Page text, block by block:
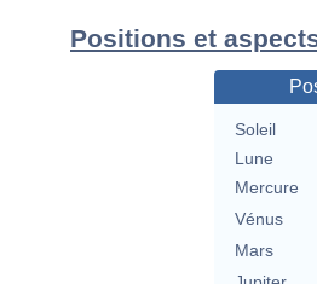
Positions et
Soleil
Lune
Mercure
Vénus
Mars